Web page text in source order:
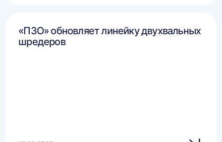
«ПЗО» обновляет линейку двухвальных
шредеров